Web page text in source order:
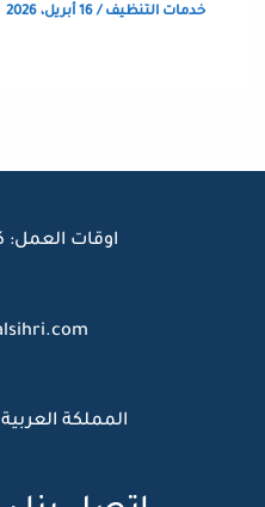
خدمات التنظيف /16 أبريل، 2026
اوقات العمل:
المملكة